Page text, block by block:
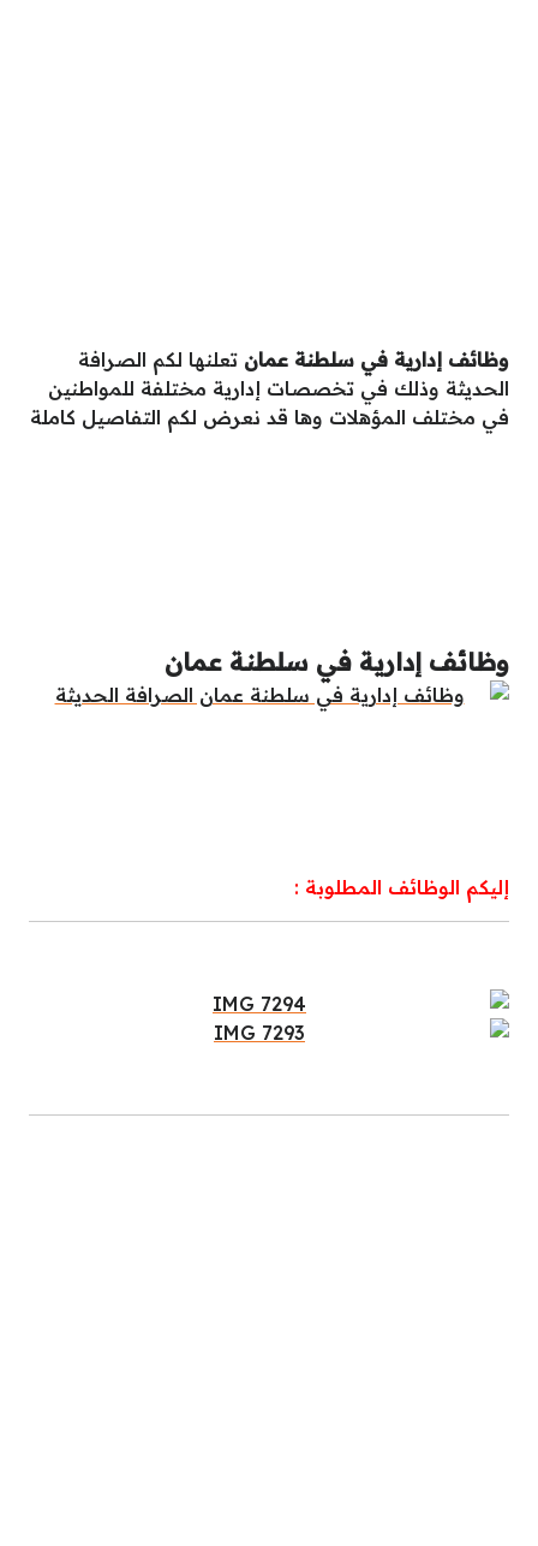
وظائف إدارية في سلطنة عمان تعلنها لكم الصرافة
الحديثة وذلك في تخصصات إدارية مختلفة للمواطنين
في مختلف المؤهلات وها قد نعرض لكم التفاصيل كاملة
وظائف إدارية في سلطنة عمان
إليكم الوظائف المطلوبة :